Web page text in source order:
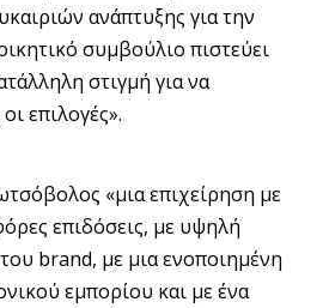
ανάπτυξης για την
συμβούλιο πιστεύει
στιγμή για να
επιλογές».
«μια επιχείρηση με
επιδόσεις, με υψηλή
brand, με μια ενοποιημένη
εμπορίου και με ένα